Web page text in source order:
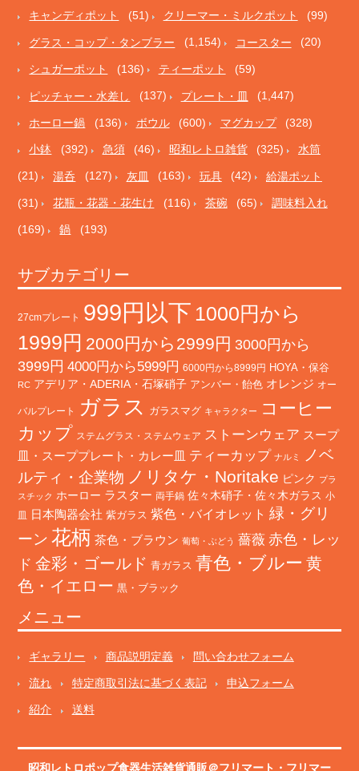
キャンディポット (51) クリーマー・ミルクポット (99)
グラス・コップ・タンブラー (1,154) コースター (20)
シュガーポット (136) ティーポット (59)
ピッチャー・水差し (137) プレート・皿 (1,447)
ホーロー鍋 (136) ボウル (600) マグカップ (328)
小鉢 (392) 急須 (46) 昭和レトロ雑貨 (325) 水筒
(21) 湯呑 (127) 灰皿 (163) 玩具 (42) 給湯ポット
(31) 花瓶・花器・花生け (116) 茶碗 (65) 調味料入れ
(169) 鍋 (193)
サブカテゴリー
27cmプレート 999円以下 1000円から
1999円 2000円から2999円 3000円から
3999円 4000円から5999円 6000円から8999円 HOYA・保谷
RC アデリア・ADERIA・石塚硝子 アンバー・飴色 オレンジ オー
バルプレート ガラス ガラスマグ キャラクター
コーヒー
カップ ステムグラス・ステムウェア ストーンウェア スープ
皿・スーププレート・カレー皿 ティーカップ ナルミ
ノベ
ルティ・企業物 ノリタケ・Noritake ピンク プラ
スチック ホーロー ラスター 両手鍋 佐々木硝子・佐々木ガラス 小
皿
日本陶器会社 紫ガラス 紫色・バイオレット 緑・グリ
ーン 花柄 茶色・ブラウン 葡萄・ぶどう 薔薇 赤色・レッ
ド 金彩・ゴールド 青ガラス 青色・ブルー 黄
色・イエロー 黒・ブラック
メニュー
ギャラリー 商品説明定義 問い合わせフォーム
流れ 特定商取引法に基づく表記 申込フォーム
紹介 送料
昭和レトロポップ食器生活雑貨通販＠フリマート ・ フリマー